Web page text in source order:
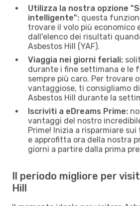
Utilizza la nostra opzione
intelligente": questa
trovare il volo più economico
dall'elenco dei risultati
Asbestos Hill (YAF).
Viaggia nei giorni feriali:
durante i fine settimana e le
sempre più caro. Per trovare
vantaggiose, ti consigliamo
Asbestos Hill durante la
Iscriviti a eDreams Prime:
vantaggi del nostro
Prime! Inizia a risparmiare
e approfitta ora della nostra
giorni a partire dalla prima
Il periodo migliore per
Hill